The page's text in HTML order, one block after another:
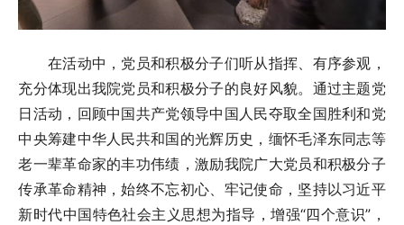
在活动中，党员和积极分子们听从指挥、有序参观，
充分体现出我院党员和积极分子的良好风貌。通过主题党
日活动，回顾中国共产党领导中国人民夺取全国胜利和党
中央筹建中华人民共和国的光辉历史，缅怀毛泽东同志等
老一辈革命家的丰功伟绩，激励我院广大党员和积极分子
传承革命精神，始终不忘初心、牢记使命，坚持以习近平
新时代中国特色社会主义思想为指导，增强“四个意识”，